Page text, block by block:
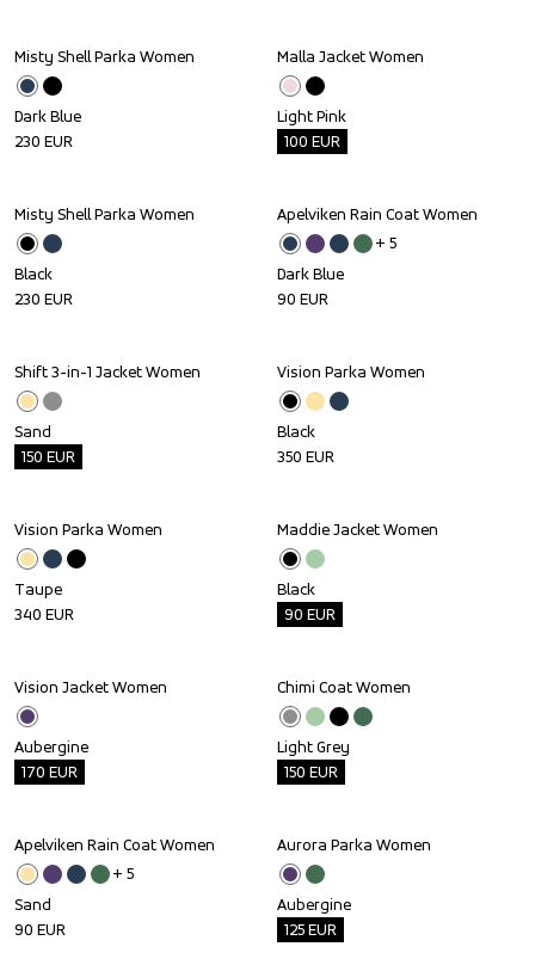
Misty Shell Parka Women
Dark Blue
230 EUR
Outlet
Malla Jacket Women
Light Pink
100 EUR
Misty Shell Parka Women
Black
230 EUR
Apelviken Rain Coat Women
+ 5
Dark Blue
90 EUR
Outlet
Shift 3-in-1 Jacket Women
Sand
150 EUR
Vision Parka Women
Black
350 EUR
Vision Parka Women
Taupe
340 EUR
Outlet
Maddie Jacket Women
Black
90 EUR
Outlet
Vision Jacket Women
Aubergine
170 EUR
Outlet
Chimi Coat Women
Light Grey
150 EUR
Apelviken Rain Coat Women
+ 5
Sand
90 EUR
Outlet
Aurora Parka Women
Aubergine
125EUR